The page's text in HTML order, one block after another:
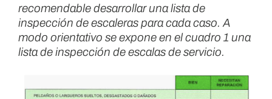
recomendable desarrollar una lista de
inspección de escaleras para cada caso. A
modo orientativo se expone en el cuadro 1 una
lista de inspección de escalas de servicio.